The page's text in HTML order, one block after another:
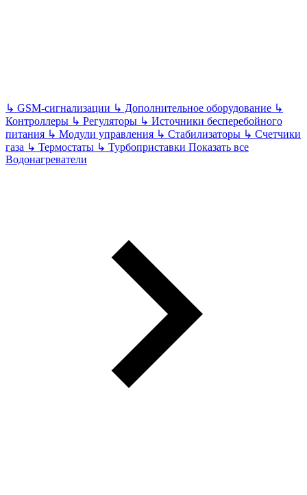
↳ GSM-сигнализации ↳ Дополнительное оборудование ↳
Контроллеры ↳ Регуляторы ↳ Источники бесперебойного
питания ↳ Модули управления ↳ Стабилизаторы ↳ Счетчики
газа ↳ Термостаты ↳ Турбоприставки Показать все
Водонагреватели